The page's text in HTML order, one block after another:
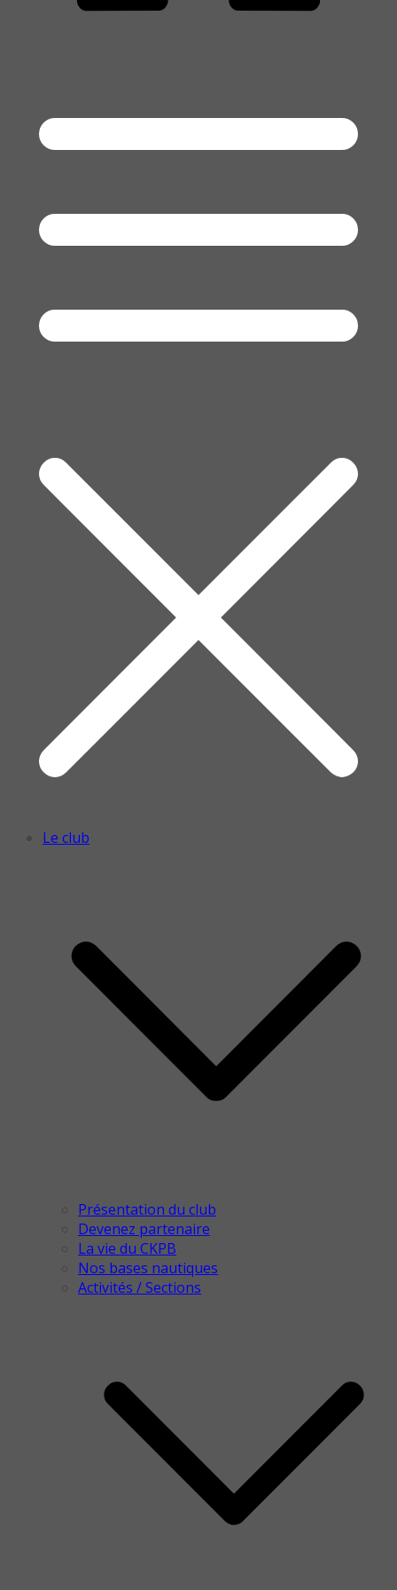
Le club
Présentation du club
Devenez partenaire
La vie du CKPB
Nos bases nautiques
Activités / Sections